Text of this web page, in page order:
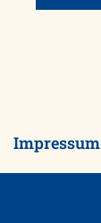
Impressum